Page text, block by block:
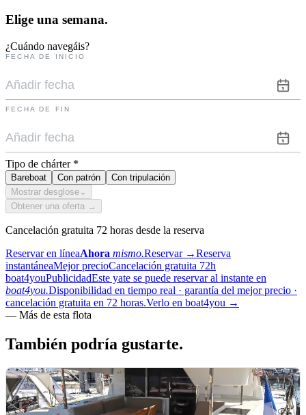
Elige una semana.
¿Cuándo navegáis?
FECHA DE INICIO
FECHA DE FIN
Tipo de chárter *
Bareboat Con patrón
Con tripulación
Mostrar desglose ⌄
Obtener una oferta →
Cancelación gratuita 72 horas desde la reserva
Reservar en líneaAhora mismo.Reservar →Reserva
instantáneaMejor precioCancelación gratuita 72h
boat4youPublicidadEste yate se puede reservar al instante en
boat4you.Disponibilidad en tiempo real · garantía del mejor precio ·
cancelación gratuita en 72 horas.Verlo en boat4you →
— Más de esta flota
También podría gustarte.